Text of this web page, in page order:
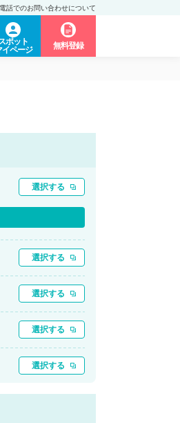
話でのお問い合わせについて
ポット
イページ
無料登録
選択する
選択する
選択する
選択する
選択する